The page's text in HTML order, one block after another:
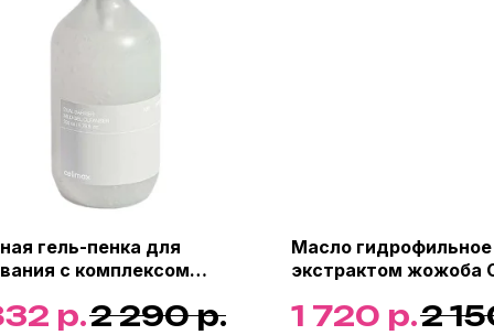
гель-пенка для
с комплексом
Mild Gel Cleanser, 200
р.2 290 р.
Масло гидрофильное
экстрактом жожоба
Cleansing Oil, 150 мл
1 720 р.2